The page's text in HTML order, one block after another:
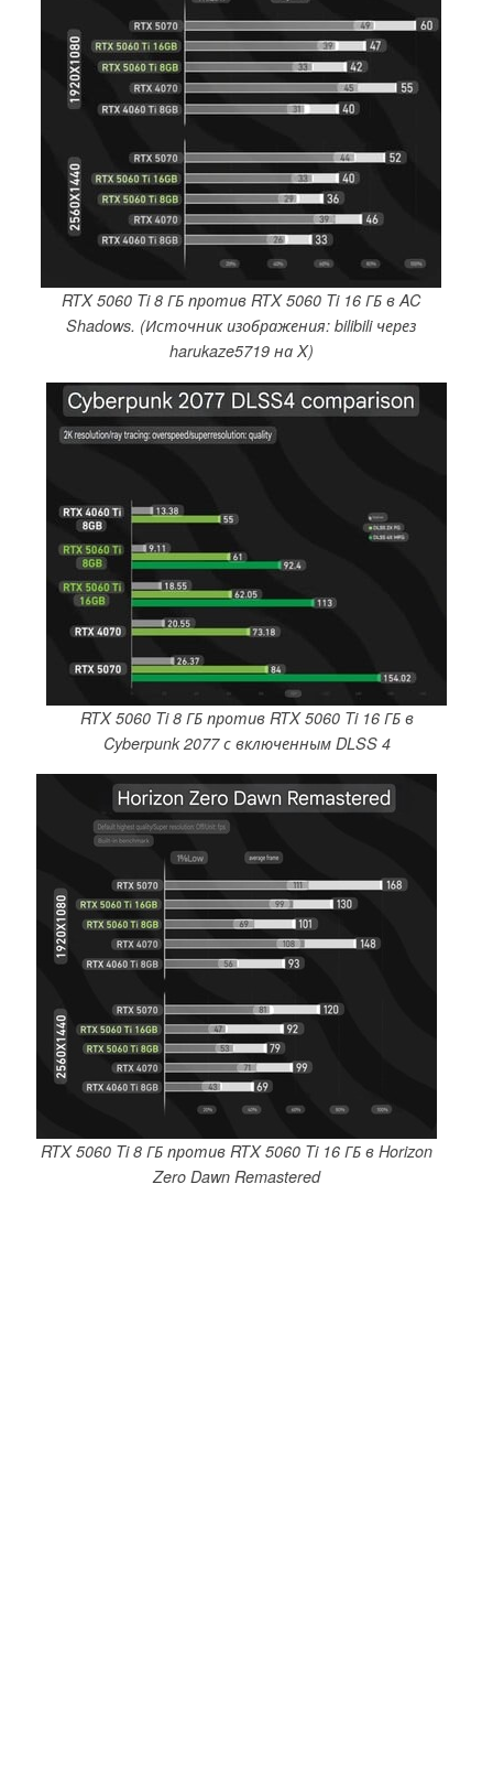
RTX 5060 Ti 8 ГБ против RTX 5060 Ti 16 ГБ в AC
Shadows. (Источник изображения: bilibili через
harukaze5719 на X)
RTX 5060 Ti 8 ГБ против RTX 5060 Ti 16 ГБ в
Cyberpunk 2077 с включенным DLSS 4
RTX 5060 Ti 8 ГБ против RTX 5060 Ti 16 ГБ в Horizon
Zero Dawn Remastered